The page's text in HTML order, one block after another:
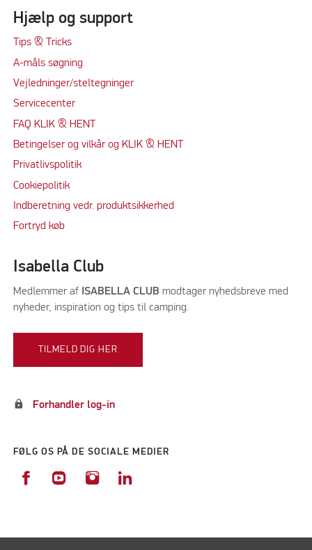
Hjælp og support
Tips & Tricks
A-måls søgning
Vejledninger/steltegninger
Servicecenter
FAQ KLIK & HENT
Betingelser og vilkår og KLIK & HENT
Privatlivspolitik
Cookiepolitik
Indberetning vedr. produktsikkerhed
Fortryd køb
Isabella Club
Medlemmer afISABELLA CLUB modtager nyhedsbreve med
nyheder, inspiration og tips til camping.
TILMELD DIG HER
lock Forhandler log-in
FØLG OS PÅ DE SOCIALE MEDIER